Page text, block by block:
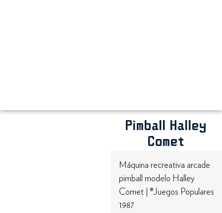
Pimball Halley
Comet
Máquina recreativa arcade
pimball modelo Halley
Comet | ®Juegos Populares
1987